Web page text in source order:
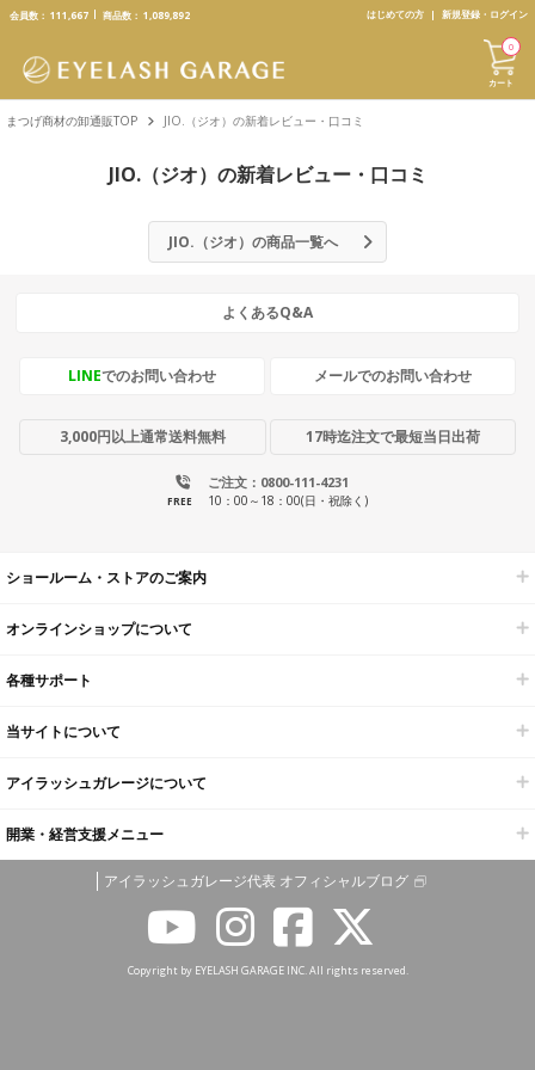
text.skipToContent
text.skipToNavigation
会員数： 111,667 商品数： 1,089,892 はじめての方 新規登録・ログイン
カート
0
まつげ商材の卸通販TOP JIO.（ジオ）の新着レビュー・口コミ
JIO.（ジオ）の新着レビュー・口コミ
JIO.（ジオ）の商品一覧へ
よくあるQ&A
LINEでのお問い合わせ メールでのお問い合わせ
3,000円以上通常送料無料 17時迄注文で最短当日出荷
ご注文：0800-111-4231
FREE 10：00～18：00(日・祝除く)
ショールーム・ストアのご案内
オンラインショップについて
各種サポート
当サイトについて
アイラッシュガレージについて
開業・経営支援メニュー
アイラッシュガレージ代表 オフィシャルブログ
Copyright by EYELASH GARAGE INC. All rights reserved.